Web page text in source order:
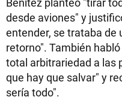
desde aviones" y
entender, se trataba de
retorno". También
total arbitrariedad a las
que hay que salvar" y
sería todo".